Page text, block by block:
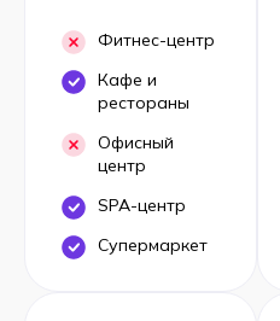
Фитнес-центр
Кафе и
рестораны
Офисный
центр
SPA-центр
Супермаркет